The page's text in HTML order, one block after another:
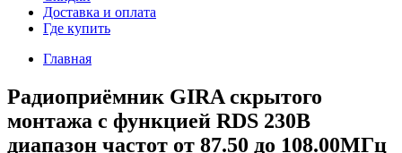
Доставка и оплата
Где купить
Главная
Радиоприёмник GIRA скрытого
монтажа с функцией RDS 230В
диапазон частот от 87.50 до 108.00МГц